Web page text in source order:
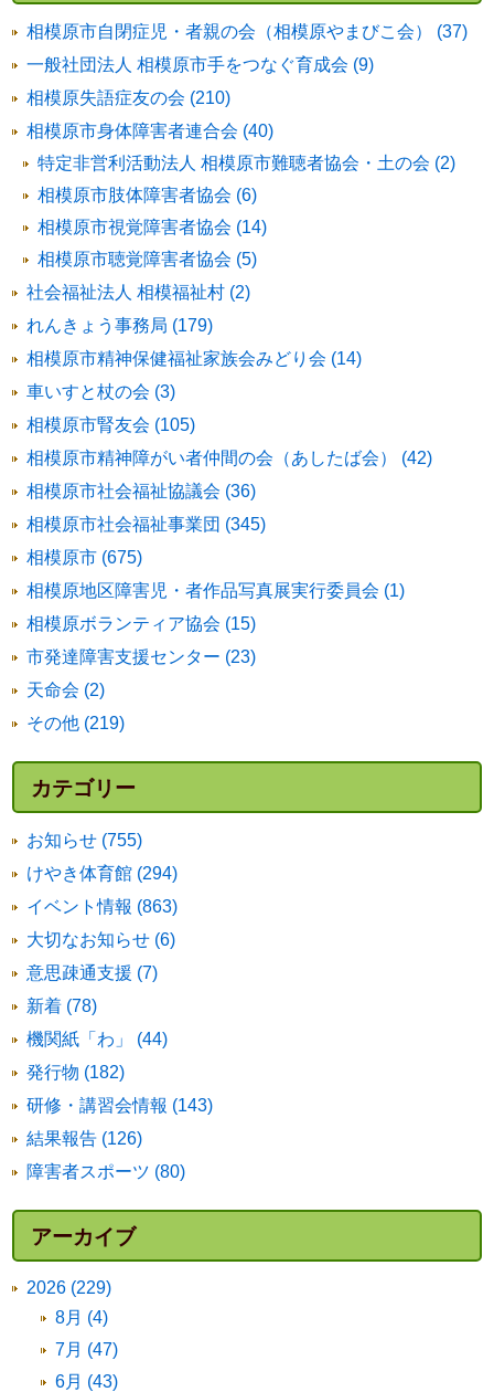
相模原市自閉症児・者親の会（相模原やまびこ会） (37)
一般社団法人 相模原市手をつなぐ育成会 (9)
相模原失語症友の会 (210)
相模原市身体障害者連合会 (40)
特定非営利活動法人 相模原市難聴者協会・土の会 (2)
相模原市肢体障害者協会 (6)
相模原市視覚障害者協会 (14)
相模原市聴覚障害者協会 (5)
社会福祉法人 相模福祉村 (2)
れんきょう事務局 (179)
相模原市精神保健福祉家族会みどり会 (14)
車いすと杖の会 (3)
相模原市腎友会 (105)
相模原市精神障がい者仲間の会（あしたば会） (42)
相模原市社会福祉協議会 (36)
相模原市社会福祉事業団 (345)
相模原市 (675)
相模原地区障害児・者作品写真展実行委員会 (1)
相模原ボランティア協会 (15)
市発達障害支援センター (23)
天命会 (2)
その他 (219)
カテゴリー
お知らせ (755)
けやき体育館 (294)
イベント情報 (863)
大切なお知らせ (6)
意思疎通支援 (7)
新着 (78)
機関紙「わ」 (44)
発行物 (182)
研修・講習会情報 (143)
結果報告 (126)
障害者スポーツ (80)
アーカイブ
2026 (229)
8月 (4)
7月 (47)
6月 (43)